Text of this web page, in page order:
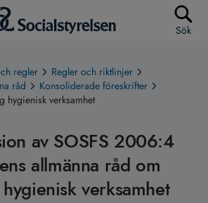
Sök
regler
Regler och riktlinjer
råd
Konsoliderade föreskrifter
hygienisk verksamhet
av SOSFS 2006:4
allmänna råd om
verksamhet